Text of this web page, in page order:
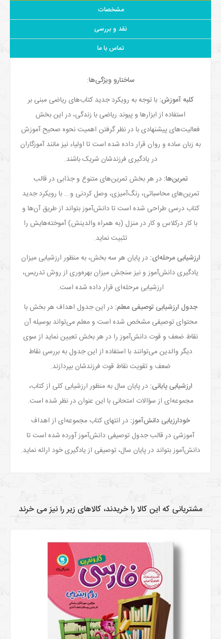
مشخصات
نقد و بررسی
تماس با ما
ساختارو ویژگی‌ها:
کلبه آموزش: با توجه به رویکرد جدید کتاب‌­های ریاضی مبنی بر
استفاده از ابزارها و پیوند ریاضی با زندگی، در این بخش
فعالیت‌های پیشنهادی با در نظر گرفتن اهمیت نحوه صحیح آموزش
به زبان ساده و روان قرار داده شده است تا اولیاء نیز مانند آموزگاران
در یادگیری فرزندشان شریک باشند.
تمرین­‌ها: در هر بخش تمرین‌­های متنوع و جذابی در قالب
تمرین‌های محاسباتی، رنگ‌­آمیزی، وصل کردنی و... با رویکرد جدید
کتاب درسی طراحی شده است تا دانش‌­آموز بتواند از طریق آن‌ها و
با کار درکلاس و کار در منزل (به همراه والدینش) آموخته‌­هایش را
تثبیت نماید.
ارزشیابی مرحله‌­ای: در پایان هر سه بخش، به منظور ارزشیابی میزان
یادگیری دانش‌­آموز و نیز سنجش میزان بهره‌­وری از روش تدریس،
ارزشیابی مرحله‌­ای قرار داده شده است.
جدول ارزشیابی توصیفی معلم: در این جدول اهداف هر بخش با
محتوای توصیفی مشخص شده است و معلم می‌تواند بوسیله آن
نقاط ضعف و قوت دانش‌آموز را در هر بخش تعیین نماید از سوی
دیگر والدین می‌توانند با استفاده از این جدول به بررسی نقاط
ضعف و تقویت نقاط قوت فرزندشان بپردازند.
ارزشیابی پایانی: در پایان سال به منظور ارزشیابی کلی از کتاب،
مجموعه‌­ای از سؤالات امتحانی با این عنوان در نظر شده است.
خودارزیابی دانش‌­آموز: در انتهای کتاب مجموعه‌­ای از اهداف
آموزشی در قالب جدول توصیفی دانش‌­آموز آورده شده است تا
دانش‌­آموز بتواند در پایان سال، توصیفی از یادگیری خود ارائه نماید.
مشتریانی که این کالا را خریدند، کالاهای زیر را نیز می خرند